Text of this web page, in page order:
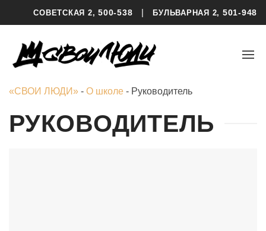
СОВЕТСКАЯ 2, 500-538 | БУЛЬВАРНАЯ 2, 501-948
«СВОИ ЛЮДИ» - О школе - Руководитель
РУКОВОДИТЕЛЬ